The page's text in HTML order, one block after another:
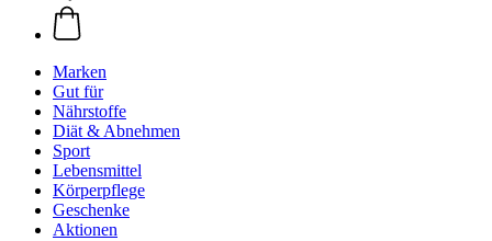
Marken
Gut für
Nährstoffe
Diät & Abnehmen
Sport
Lebensmittel
Körperpflege
Geschenke
Aktionen